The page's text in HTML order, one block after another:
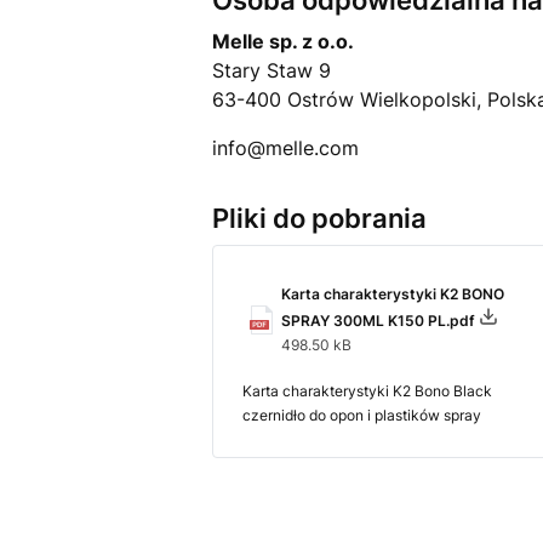
Melle sp. z o.o.
Stary Staw 9
63-400 Ostrów Wielkopolski,
info@melle.com
Pliki do pobrania
Karta charakterystyki K2 BONO
SPRAY 300ML K150 PL.pdf
498.50 kB
Karta charakterystyki K2 Bono Black
czernidło do opon i plastików spray